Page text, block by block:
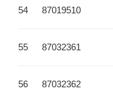
54 87019510
55 87032361
56 87032362